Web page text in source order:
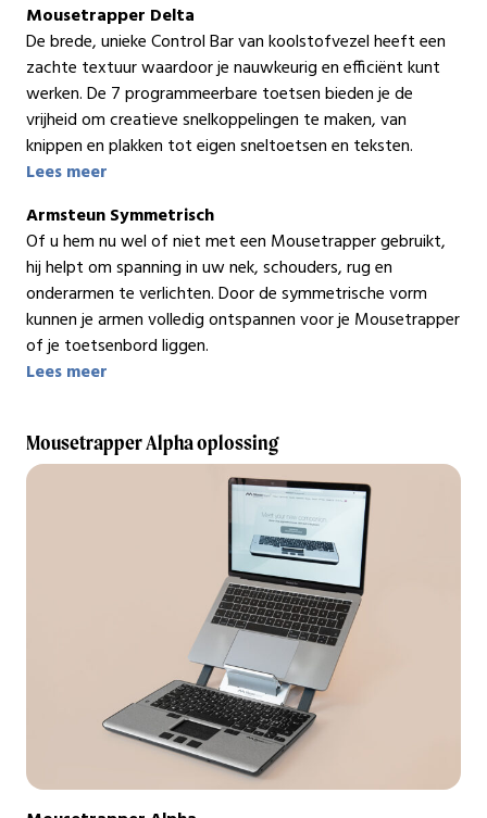
Mousetrapper Delta
De brede, unieke Control Bar van koolstofvezel heeft een
zachte textuur waardoor je nauwkeurig en efficiënt kunt
werken. De 7 programmeerbare toetsen bieden je de
vrijheid om creatieve snelkoppelingen te maken, van
knippen en plakken tot eigen sneltoetsen en teksten.
Lees meer
Armsteun Symmetrisch
Of u hem nu wel of niet met een Mousetrapper gebruikt,
hij helpt om spanning in uw nek, schouders, rug en
onderarmen te verlichten. Door de symmetrische vorm
kunnen je armen volledig ontspannen voor je Mousetrapper
of je toetsenbord liggen.
Lees meer
Mousetrapper Alpha oplossing